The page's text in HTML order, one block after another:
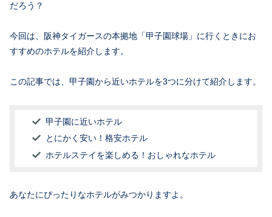
だろう？
今回は、阪神タイガースの本拠地「甲子園球場」に行くときにお
すすめのホテルを紹介します。
この記事では、甲子園から近いホテルを3つに分けて紹介します。
甲子園に近いホテル
とにかく安い！格安ホテル
ホテルステイを楽しめる！おしゃれなホテル
あなたにぴったりなホテルがみつかりますよ。